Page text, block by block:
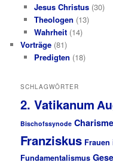
Jesus Christus(30)
Theologen (13)
Wahrheit(14)
Vorträge (81)
Predigten (18)
SCHLAGWÖRTER
2. Vatikanum
Bischofssynode
Franziskus
Fundamentalismus